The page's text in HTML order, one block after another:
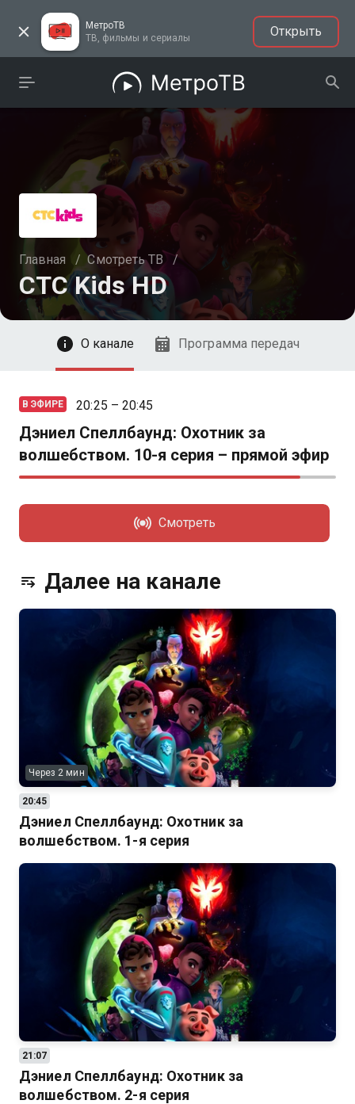
МетроТВ
ТВ, фильмы и сериалы
Открыть
Главная / Смотреть ТВ /
СТС Kids HDСмотреть
О канале Программа передач
В ЭФИРЕ 20:25 – 20:45
Дэниел Спеллбаунд: Охотник за
волшебством. 10-я серия – прямой эфир
Смотреть
Далее на канале
Через 2 мин
20:45
Дэниел Спеллбаунд: Охотник за
волшебством. 1-я серия
21:07
Дэниел Спеллбаунд: Охотник за
волшебством. 2-я серия